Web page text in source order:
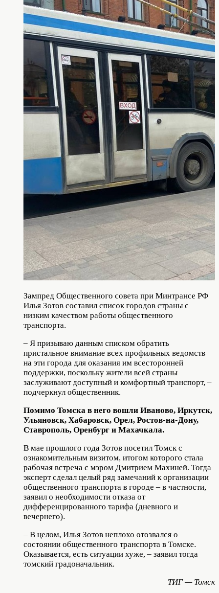
Зампред Общественного совета при Минтрансе РФ
Илья Зотов составил список городов страны с
низким качеством работы общественного
транспорта.
– Я призываю данным списком обратить
пристальное внимание всех профильных ведомств
на эти города для оказания им всесторонней
поддержки, поскольку жители всей страны
заслуживают доступный и комфортный транспорт, –
подчеркнул общественник.
Помимо Томска в него вошли Иваново, Иркутск,
Ульяновск, Хабаровск, Орел, Ростов-на-Дону,
Ставрополь, Оренбург и Махачкала.
В мае прошлого года Зотов посетил Томск с
ознакомительным визитом, итогом которого стала
рабочая встреча с мэром Дмитрием Махиней. Тогда
эксперт сделал целый ряд замечаний к организации
общественного транспорта в городе – в частности,
заявил о необходимости отказа от
дифференцированного тарифа (дневного и
вечернего).
– В целом, Илья Зотов неплохо отозвался о
состоянии общественного транспорта в Томске.
Оказывается, есть ситуации хуже, – заявил тогда
томский градоначальник.
ТИГ — Томск